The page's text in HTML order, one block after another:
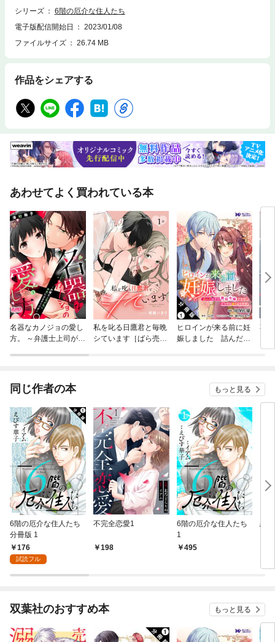
シリーズ
6階の厄介な住人たち
電子版配信開始日
2023/01/08
ファイルサイズ
26.74 MB
作品をシェアする
あわせてよく買われている本
名器なカノジョの愛し
方。 ～弁護士上司が私
私を叱る日鷹君と毎晩
シています［ばら売
ヒロインが来る前に妊
娠しました 詰んだは
不
同じ作者の本 もっと見る
6階の厄介な住人たち
分冊版 1
176
試読フル
不完全恋愛1
198
6階の厄介な住人たち
1
495
恋
双葉社のおすすめ本 もっと見る